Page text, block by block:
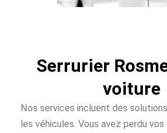
Serrurier
voiture
Nos services incluent des
les véhicules. Vous avez perdu